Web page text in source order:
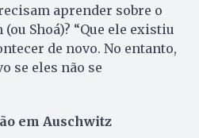
aprender sobre o
Shoá)? “Que ele existiu
de novo. No entanto,
se eles não se
em Auschwitz